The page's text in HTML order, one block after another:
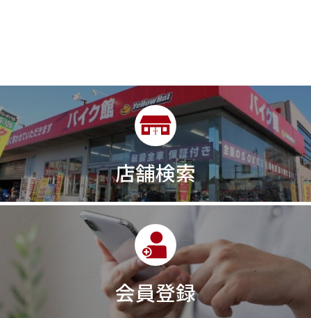
店舗検索
会員登録